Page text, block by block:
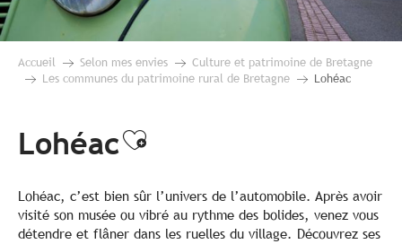
Accueil Selon mes envies
Culture et patrimoine de Bretagne
Les communes du patrimoine rural de Bretagne
Lohéac
LohéacAjouter aux favoris
Lohéac, c’est bien sûr l’univers de l’automobile. Après avoir
visité son musée ou vibré au rythme des bolides, venez vous
détendre et flâner dans les ruelles du village. Découvrez ses